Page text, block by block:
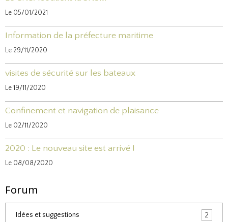
Le 05/01/2021
Information de la préfecture maritime
Le 29/11/2020
visites de sécurité sur les bateaux
Le 19/11/2020
Confinement et navigation de plaisance
Le 02/11/2020
2020 : Le nouveau site est arrivé !
Le 08/08/2020
Forum
Idées et suggestions 2